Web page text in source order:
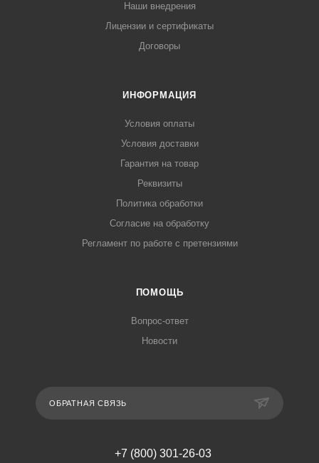
Наши внедрения
Лицензии и сертификаты
Договоры
ИНФОРМАЦИЯ
Условия оплаты
Условия доставки
Гарантия на товар
Реквизиты
Политика обработки
Согласие на обработку
Регламент по работе с претензиями
ПОМОЩЬ
Вопрос-ответ
Новости
ОБРАТНАЯ СВЯЗЬ
+7 (800) 301-26-03